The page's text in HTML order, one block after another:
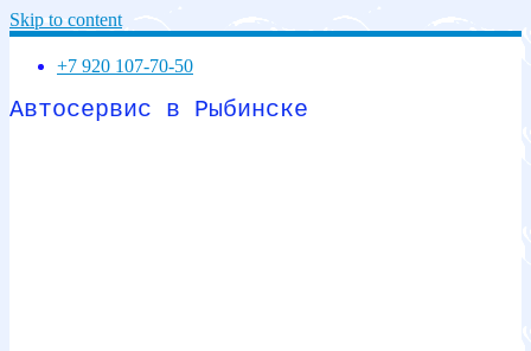
Skip to content
+7 920 107-70-50
Автосервис в Рыбинске